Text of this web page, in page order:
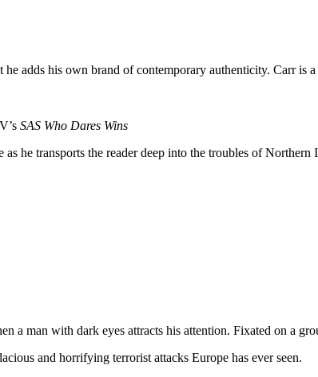
adds his own brand of contemporary authenticity. Carr is a
SAS Who Dares Wins
he transports the reader deep into the troubles of
a man with dark eyes attracts his attention. Fixated on a
and horrifying terrorist attacks Europe has ever seen.